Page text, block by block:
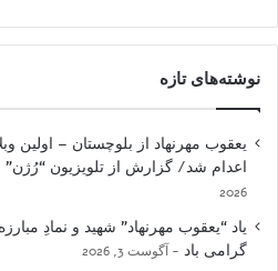
نوشته‌های تازه
یعقوب مهرنهاد از بلوچستان – اولین
اعدام شد/ گزارش از تلویزیون “رُژن”
2026
یاد “یعقوب مهرنهاد” شهید و نمادِ
گرامی باد
آگوست 3, 2026